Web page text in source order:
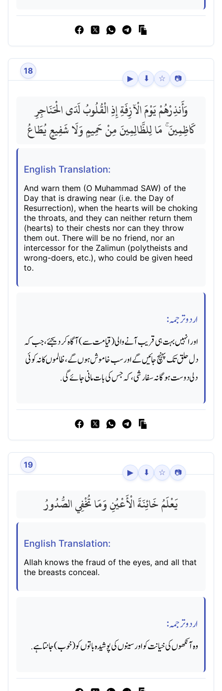
18
▶ ⬇ ☆ 📷
وَأَنذِرْهُمْ يَوْمَ الْآزِفَةِ إِذِ الْقُلُوبُ لَدَى الْحَنَاجِرِ
كَاظِمِينَ ۚ مَا لِلظَّالِمِينَ مِنْ حَمِيمٍ وَلَا شَفِيعٍ يُطَاعُ
English Translation:
And warn them (O Muhammad SAW) of the
Day that is drawing near (i.e. the Day of
Resurrection), when the hearts will be choking
the throats, and they can neither return them
(hearts) to their chests nor can they throw
them out. There will be no friend, nor an
intercessor for the Zalimun (polytheists and
wrong-doers, etc.), who could be given heed
to.
اردو ترجمہ:
اور انہیں بہت ہی قریب آنے والی (قیامت سے) آگاه کر دیجئے، جب کہ
دل حلق تک پہنچ جائیں گے اور سب خاموش ہوں گے، ظالموں کا نہ کوئی
دلی دوست ہوگا نہ سفارشی، کہ جس کی بات مانی جائے گی.
19
▶ ⬇ ☆ 📷
يَعْلَمُ خَائِنَةَ الْأَعْيُنِ وَمَا تُخْفِي الصُّدُورُ
English Translation:
Allah knows the fraud of the eyes, and all that
the breasts conceal.
اردو ترجمہ:
وه آنکھوں کی خیانت کو اور سینوں کی پوشیده باتوں کو (خوب) جانتا ہے.